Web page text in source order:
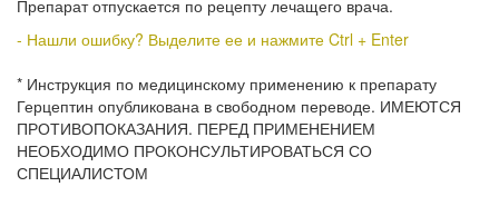
Препарат отпускается по рецепту лечащего врача.
- Нашли ошибку? Выделите ее и нажмите Ctrl + Enter
* Инструкция по медицинскому применению к препарату
Герцептин опубликована в свободном переводе. ИМЕЮТСЯ
ПРОТИВОПОКАЗАНИЯ. ПЕРЕД ПРИМЕНЕНИЕМ
НЕОБХОДИМО ПРОКОНСУЛЬТИРОВАТЬСЯ СО
СПЕЦИАЛИСТОМ